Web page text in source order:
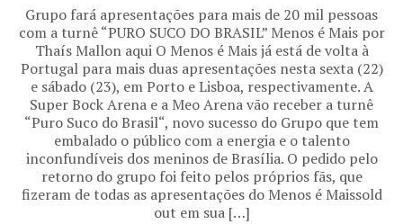
Grupo fará apresentações para mais de 20 mil pessoas
com a turnê “PURO SUCO DO BRASIL” Menos é Mais por
Thaís Mallon aqui O Menos é Mais já está de volta à
Portugal para mais duas apresentações nesta sexta (22)
e sábado (23), em Porto e Lisboa, respectivamente. A
Super Bock Arena e a Meo Arena vão receber a turnê
“Puro Suco do Brasil“, novo sucesso do Grupo que tem
embalado o público com a energia e o talento
inconfundíveis dos meninos de Brasília. O pedido pelo
retorno do grupo foi feito pelos próprios fãs, que
fizeram de todas as apresentações do Menos é Maissold
out em sua […]